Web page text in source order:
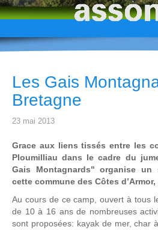
Les Gais
Bretagne
23 mai 2013
Grace aux liens tissés entre les
Ploumilliau dans le cadre du
Gais Montagnards" organise
cette commune des Côtes
Au cours de ce camp, ouvert à tous
de 10 à 16 ans de nombreuses
sont proposées: kayak de mer, char